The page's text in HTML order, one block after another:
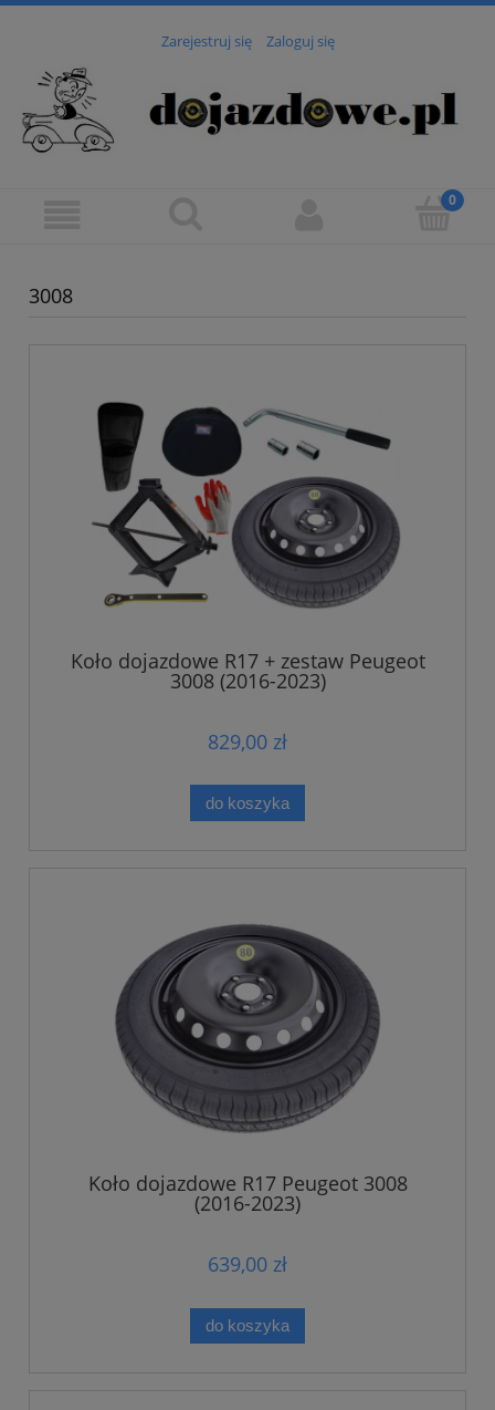
Zarejestruj się Zaloguj się
3008
Koło dojazdowe R17 + zestaw Peugeot
3008 (2016-2023)
829,00 zł
do koszyka
Koło dojazdowe R17 Peugeot 3008
(2016-2023)
639,00 zł
do koszyka